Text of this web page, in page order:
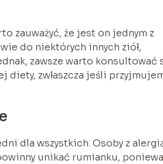
zauważyć, że jest on jednym z
do niektórych innych ziół,
zawsze warto konsultować
zwłaszcza jeśli
dla wszystkich. Osoby z
unikać rumianku,